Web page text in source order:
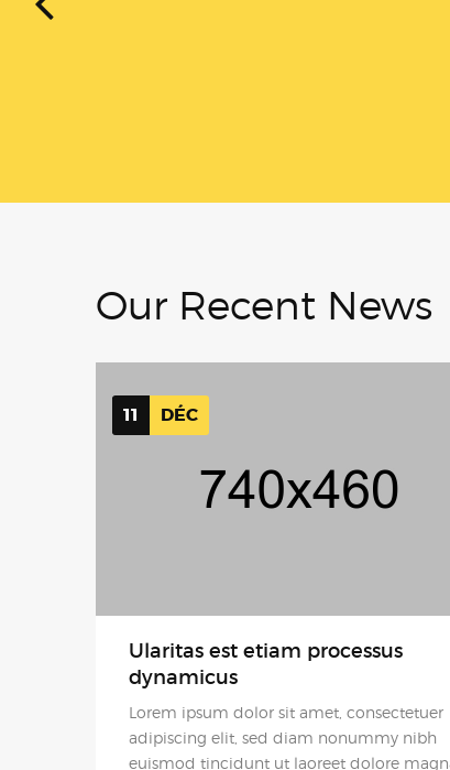
Ularitas est etiam processus
dynamicus
Lorem ipsum dolor sit amet, consectetuer
euismod tincidunt ut laoreet dolore magna
aliquam erat volutpat. Investigationes